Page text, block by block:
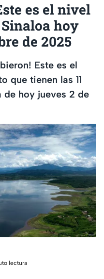
es el nivel
hoy
de 2025
Este es el
que tienen las 11
de hoy jueves 2 de
lectura